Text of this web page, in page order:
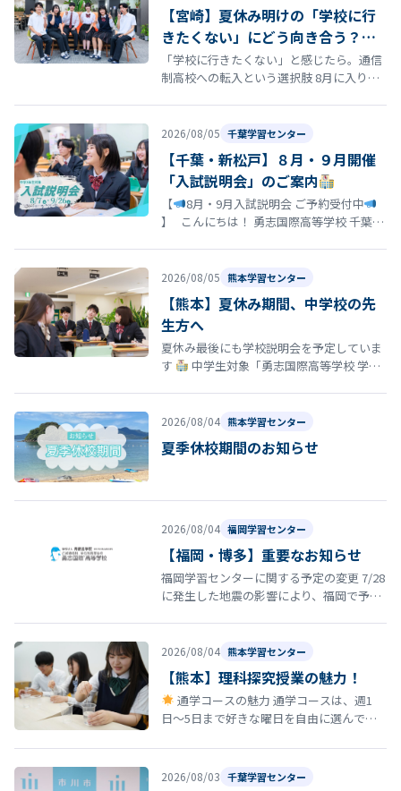
【宮崎】夏休み明けの「学校に行
きたくない」にどう向き合う？通
信制高校という選択肢
「学校に行きたくない」と感じたら。通信
制高校への転入という選択肢 8月に入り、
2026/08/05 千葉学習センター
【千葉・新松戸】８月・９月開催
「入試説明会」のご案内
【
8月・9月入試説明会 ご予約受付中
】 こんにちは！ 勇志国際高等学校 千葉学
2026/08/05 熊本学習センター
【熊本】夏休み期間、中学校の先
生方へ
夏休み最後にも学校説明会を予定していま
す
中学生対象「勇志国際高等学校 学校
2026/08/04 熊本学習センター
夏季休校期間のお知らせ
2026/08/04 福岡学習センター
【福岡・博多】重要なお知らせ
福岡学習センターに関する予定の変更 7/28
に発生した地震の影響により、福岡で予定
2026/08/04 熊本学習センター
【熊本】理科探究授業の魅力！
通学コースの魅力 通学コースは、週1
日〜5日まで好きな曜日を自由に選んで登
も、途中で曜日を変更しても学費は…
2026/08/03 千葉学習センター